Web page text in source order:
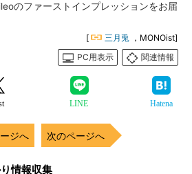
のファーストインプレッションをお届
[ 三月兎 ，MONOist]
PC用表示
関連情報
LINE Hatena
ジへ 次のページへ
情報収集